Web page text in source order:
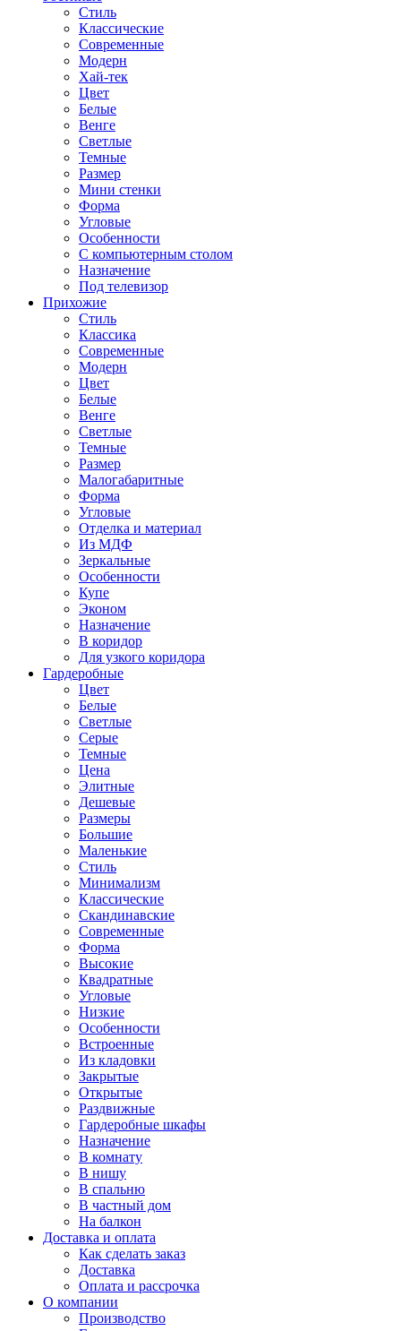
Стиль
Классические
Современные
Модерн
Хай-тек
Цвет
Белые
Венге
Светлые
Темные
Размер
Мини стенки
Форма
Угловые
Особенности
С компьютерным столом
Назначение
Под телевизор
Прихожие
Стиль
Классика
Современные
Модерн
Цвет
Белые
Венге
Светлые
Темные
Размер
Малогабаритные
Форма
Угловые
Отделка и материал
Из МДФ
Зеркальные
Особенности
Купе
Эконом
Назначение
В коридор
Для узкого коридора
Гардеробные
Цвет
Белые
Светлые
Серые
Темные
Цена
Элитные
Дешевые
Размеры
Большие
Маленькие
Стиль
Минимализм
Классические
Скандинавские
Современные
Форма
Высокие
Квадратные
Угловые
Низкие
Особенности
Встроенные
Из кладовки
Закрытые
Открытые
Раздвижные
Гардеробные шкафы
Назначение
В комнату
В нишу
В спальню
В частный дом
На балкон
Доставка и оплата
Как сделать заказ
Доставка
Оплата и рассрочка
О компании
Производство